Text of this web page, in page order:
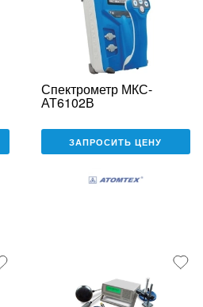
Спектрометр МКС-
АТ6102В
ЗАПРОСИТЬ ЦЕНУ